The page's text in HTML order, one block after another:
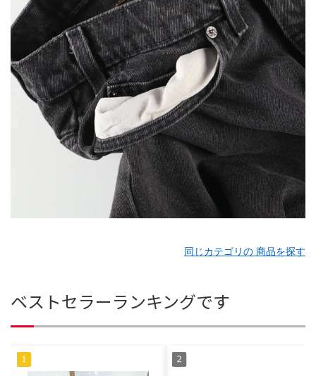
同じカテゴリの 商品を探す
ベストセラーランキングです